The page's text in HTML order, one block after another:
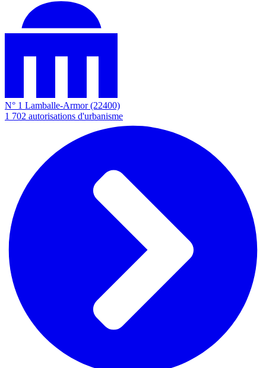
N° 1 Lamballe-Armor (22400)
1 702 autorisations d'urbanisme